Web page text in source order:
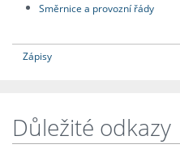
Směrnice a provozní řády
Zápisy
Důležité odkazy